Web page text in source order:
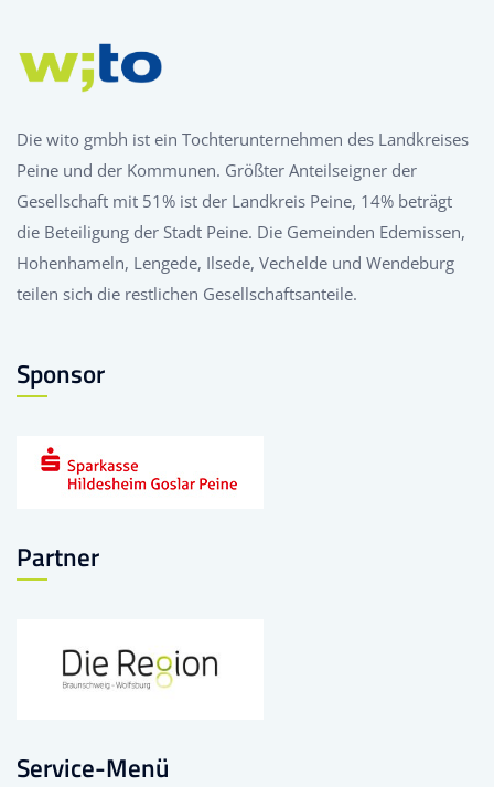
Die wito gmbh ist ein Tochterunternehmen des Landkreises
Peine und der Kommunen. Größter Anteilseigner der
Gesellschaft mit 51% ist der Landkreis Peine, 14% beträgt
die Beteiligung der Stadt Peine. Die Gemeinden Edemissen,
Hohenhameln, Lengede, Ilsede, Vechelde und Wendeburg
teilen sich die restlichen Gesellschaftsanteile.
Sponsor
Partner
Service-Menü